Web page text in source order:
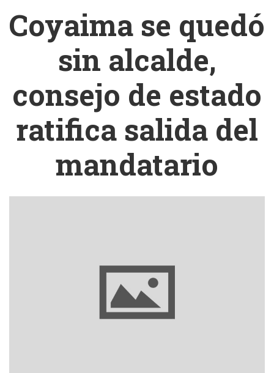
Coyaima se quedó
sin alcalde,
consejo de estado
ratifica salida del
mandatario